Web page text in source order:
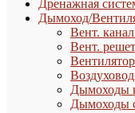
Дренажная
Дымоход/
Вент.
Вент.
Дымоходы
Дымоходы